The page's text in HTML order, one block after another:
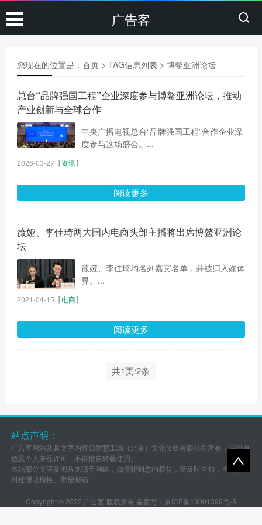
广告客
您现在的位置是： 首页> TAG信息列表 > 博鳌亚洲论坛
总台“品牌强国工程”企业深度参与博鳌亚洲论坛，推动
产业创新与全球合作
中央广播电视总台“品牌强国工程”合作企业深
度参与这场盛会。...
2026-03-27【资讯】
阅读更多
薇娅、李佳琦两大国内电商头部主播将出席博鳌亚洲论
坛
薇娅、李佳琦均名列嘉宾名单，并被归入媒体
界。...
2021-04-15 【电商】
阅读更多
共1页/2条
站点声明：
广告客网站及其文字内容归智慧工场（北京）文化传媒有限公司所有，任何单
位及个人未经许可，不得擅自转载使用。
本站部分文字及图片来源于网络，如侵犯到您的权益，请及时告知，本站将及
时处理或撤换。举报邮箱：
Copyright © 2022 广告客 版权所有 备案号： 京ICP备13001399号-5